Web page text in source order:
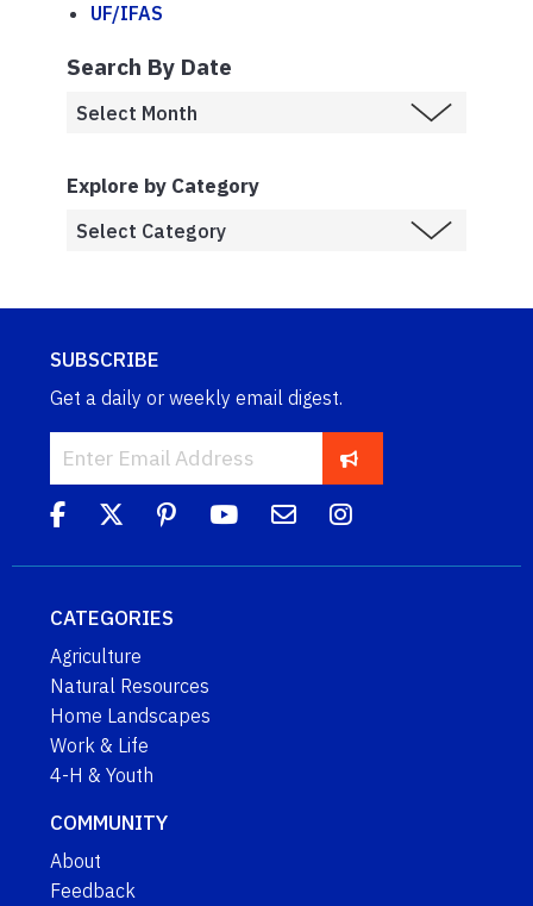
UF/IFAS
Search By Date
Explore by Category
SUBSCRIBE
Get a daily or weekly email digest.
CATEGORIES
Agriculture
Natural Resources
Home Landscapes
Work & Life
4-H & Youth
COMMUNITY
About
Feedback